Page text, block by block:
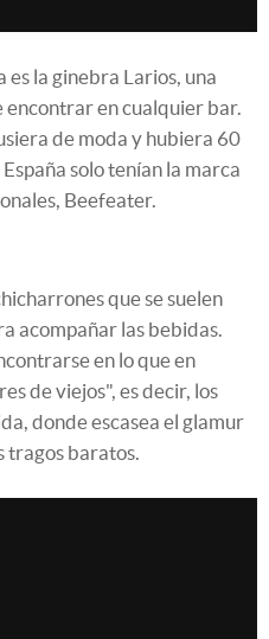
la ginebra Larios, una
encontrar en cualquier bar.
de moda y hubiera 60
solo tenían la marca
Beefeater.
que se suelen
acompañar las bebidas.
en lo que en
de viejos", es decir, los
donde escasea el glamur
tragos baratos.